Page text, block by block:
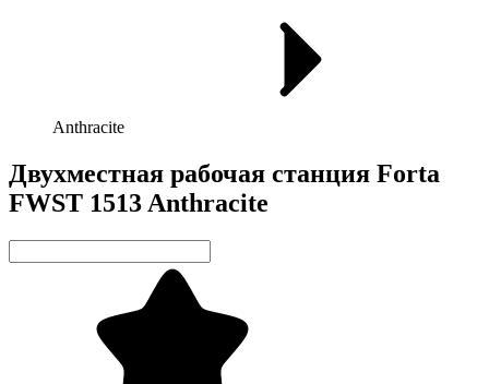
Anthracite
Двухместная рабочая станция Forta
FWST 1513 Anthracite